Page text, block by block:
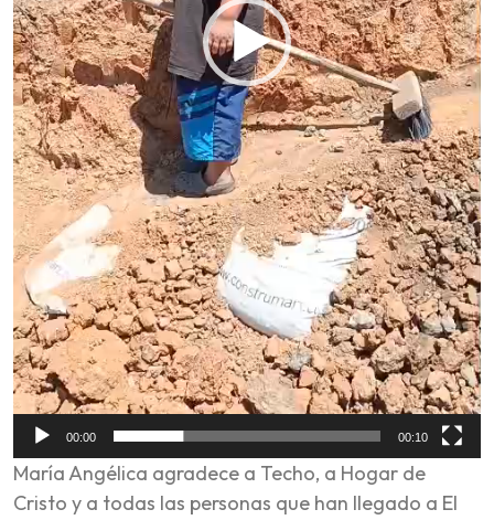
00:00 00:10
María Angélica agradece a Techo, a Hogar de
Cristo y a todas las personas que han llegado a El